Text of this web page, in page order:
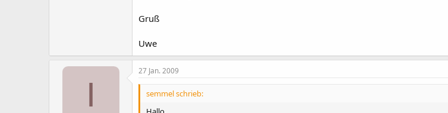
Gruß
Uwe
I
27 Jan. 2009
semmel schrieb: